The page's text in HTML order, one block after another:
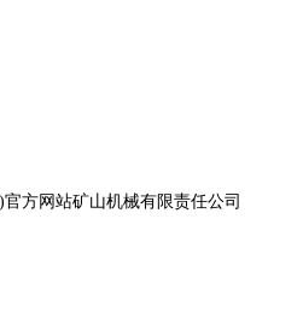
方网站矿山机械有限责任公司